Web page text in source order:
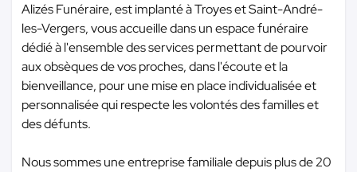
Alizés Funéraire, est implanté à Troyes et Saint-André-
les-Vergers, vous accueille dans un espace funéraire
dédié à l'ensemble des services permettant de pourvoir
aux obsèques de vos proches, dans l'écoute et la
bienveillance, pour une mise en place individualisée et
personnalisée qui respecte les volontés des familles et
des défunts.
Nous sommes une entreprise familiale depuis plus de 20